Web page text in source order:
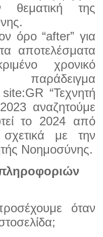
θεματική της
όρο “after” για
αποτελέσματα
χρονικό
“Τεχνητή
αναζητούμε
το 2024 από
με την
Νοημοσύνης.
όταν